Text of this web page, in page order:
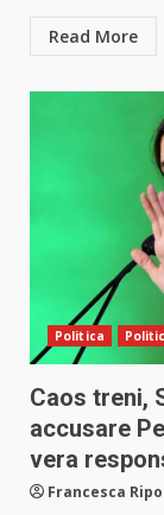
Read More
Politica
Caos treni,
accusare
vera
Francesca